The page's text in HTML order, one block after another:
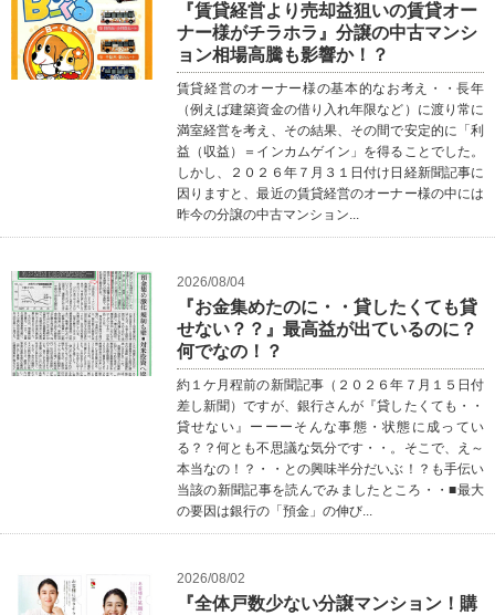
『賃貸経営より売却益狙いの賃貸オー
ナー様がチラホラ』分譲の中古マンシ
ョン相場高騰も影響か！？
賃貸経営のオーナー様の基本的なお考え・・長年
（例えば建築資金の借り入れ年限など）に渡り常に
満室経営を考え、その結果、その間で安定的に「利
益（収益）＝インカムゲイン」を得ることでした。
しかし、２０２６年７月３１日付け日経新聞記事に
因りますと、最近の賃貸経営のオーナー様の中には
昨今の分譲の中古マンション...
2026/08/04
『お金集めたのに・・貸したくても貸
せない？？』最高益が出ているのに？
何でなの！？
約１ケ月程前の新聞記事（２０２６年７月１５日付
差し新聞）ですが、銀行さんが『貸したくても・・
貸せない』ーーーそんな事態・状態に成ってい
る？？何とも不思議な気分です・・。そこで、え～
本当なの！？・・との興味半分だいぶ！？も手伝い
当該の新聞記事を読んでみましたところ・・■最大
の要因は銀行の「預金」の伸び...
2026/08/02
『全体戸数少ない分譲マンション！購